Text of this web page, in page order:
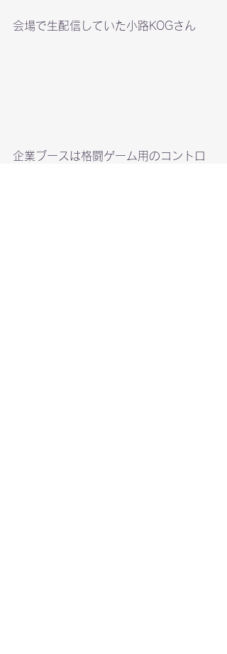
会場で生配信していた小路KOGさん
企業ブースは格闘ゲーム用のコントロ